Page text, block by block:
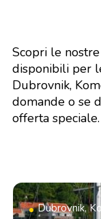
Scopri le
disponibili per
Dubrovnik,
domande o se
offerta speciale.
Dubrovnik,